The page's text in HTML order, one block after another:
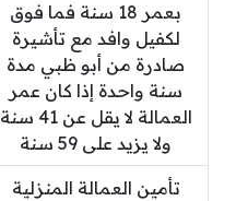
بعمر 18 سنة فما فوق
لكفيل وافد مع تأشيرة
صادرة من أبو ظبي مدة
سنة واحدة إذا كان عمر
العمالة لا يقل عن 41 سنة
ولا يزيد على 59 سنة
تأمين العمالة المنزلية